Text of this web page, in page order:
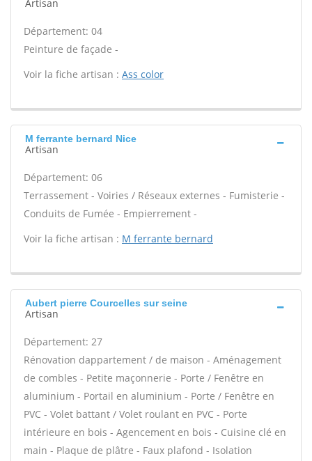
Artisan
Département: 04
Peinture de façade -
Voir la fiche artisan : Ass color
M ferrante bernard Nice
Artisan
Département: 06
Terrassement - Voiries / Réseaux externes - Fumisterie -
Conduits de Fumée - Empierrement -
Voir la fiche artisan : M ferrante bernard
Aubert pierre Courcelles sur seine
Artisan
Département: 27
Rénovation dappartement / de maison - Aménagement
de combles - Petite maçonnerie - Porte / Fenêtre en
aluminium - Portail en aluminium - Porte / Fenêtre en
PVC - Volet battant / Volet roulant en PVC - Porte
intérieure en bois - Agencement en bois - Cuisine clé en
main - Plaque de plâtre - Faux plafond - Isolation